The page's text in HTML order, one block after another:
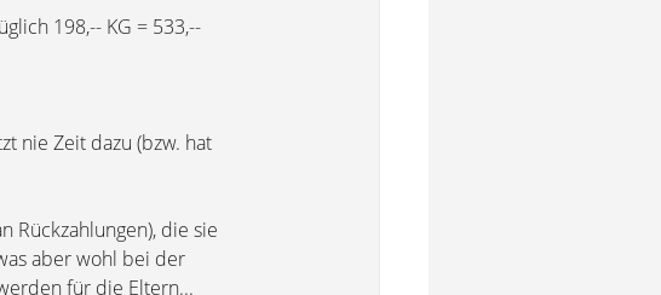
198,-- KG = 533,--
nie Zeit dazu (bzw. hat
Rückzahlungen), die sie
aber wohl bei der
für die Eltern...